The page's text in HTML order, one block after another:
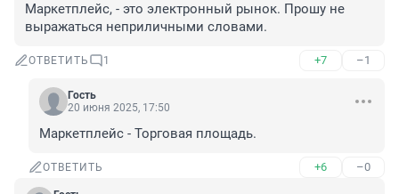
Маркетплейс, - это электронный рынок. Прошу не
выражаться неприличными словами.
ОТВЕТИТЬ 1 +7 –1
Гость
20 июня 2025, 17:50
Маркетплейс - Торговая площадь.
ОТВЕТИТЬ +6 –0